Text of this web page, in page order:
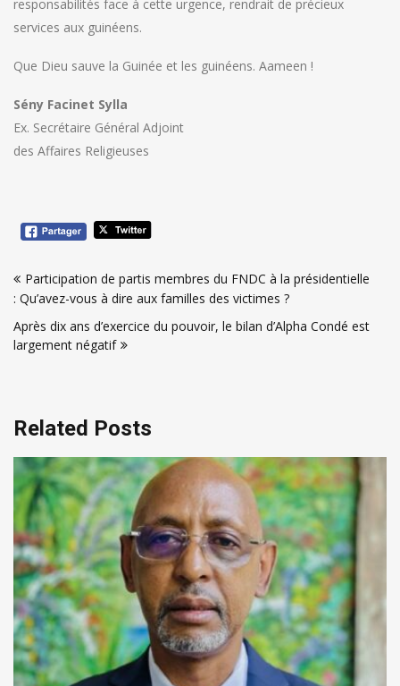
responsabilités face à cette urgence, rendrait de précieux
services aux guinéens.
Que Dieu sauve la Guinée et les guinéens. Aameen !
Sény Facinet Sylla
Ex. Secrétaire Général Adjoint
des Affaires Religieuses
de
l’article
Participation de partis membres du FNDC à la présidentielle
: Qu’avez-vous à dire aux familles des victimes ?
Après dix ans d’exercice du pouvoir, le bilan d’Alpha Condé est
largement négatif
Related Posts